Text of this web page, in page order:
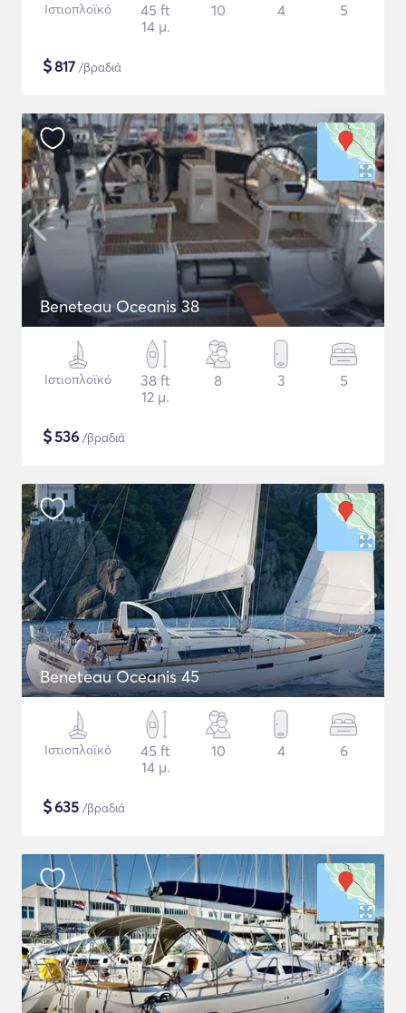
Ιστιοπλοϊκό
45 ft
14 μ.
10 4 5
$817 /βραδιά
Beneteau Oceanis 38
Ιστιοπλοϊκό
38 ft
12 μ.
8 3 5
$536 /βραδιά
Beneteau Oceanis 45
Ιστιοπλοϊκό
45 ft
14 μ.
10 4 6
$635 /βραδιά